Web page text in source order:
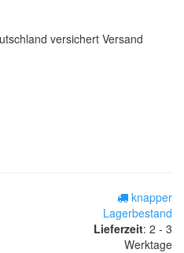
versichert Versand
knapper
Lagerbestand
Lieferzeit: 2 - 3
Werktage